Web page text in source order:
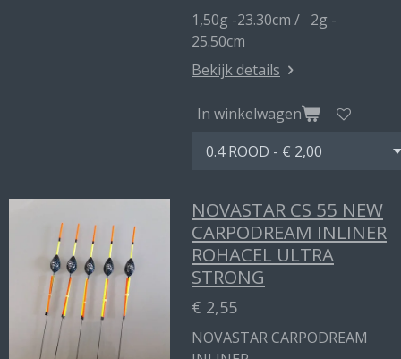
1,50g -23.30cm / 2g -
25.50cm
Bekijk details
In winkelwagen
NOVASTAR CS 55 NEW
CARPODREAM INLINER
ROHACEL ULTRA
STRONG
€ 2,55
NOVASTAR CARPODREAM